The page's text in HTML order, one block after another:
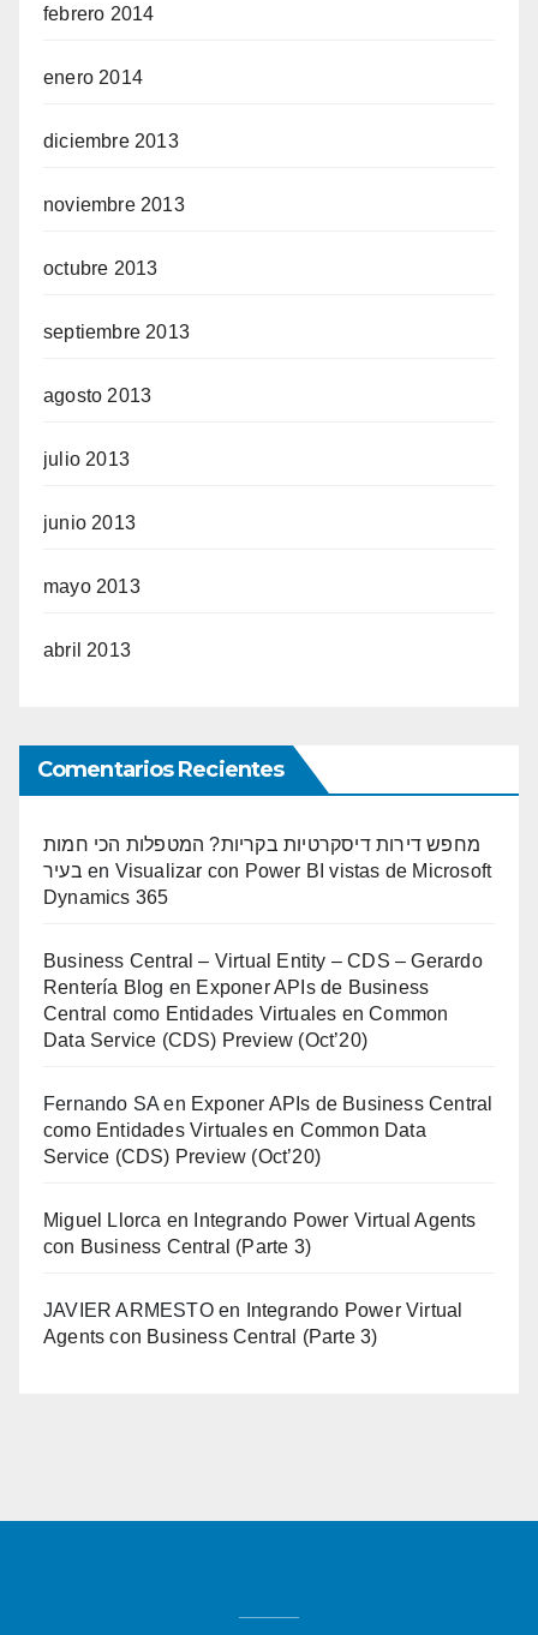
febrero 2014
enero 2014
diciembre 2013
noviembre 2013
octubre 2013
septiembre 2013
agosto 2013
julio 2013
junio 2013
mayo 2013
abril 2013
Comentarios Recientes
מחפש דירות דיסקרטיות בקריות? המטפלות הכי חמות
בעיר en Visualizar con Power BI vistas de Microsoft
Dynamics 365
Business Central – Virtual Entity – CDS – Gerardo
Rentería Blog en Exponer APIs de Business
Central como Entidades Virtuales en Common
Data Service (CDS) Preview (Oct’20)
Fernando SA en Exponer APIs de Business Central
como Entidades Virtuales en Common Data
Service (CDS) Preview (Oct’20)
Miguel Llorca en
Integrando Power Virtual Agents
con Business Central (Parte 3)
JAVIER ARMESTOen
Integrando Power Virtual
Agents con Business Central (Parte 3)